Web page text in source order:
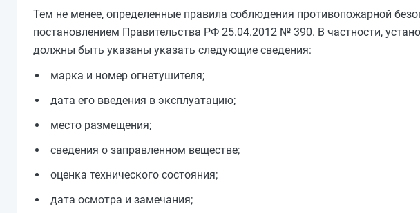
Тем не менее, определенные правила соблюдения противопожарной
постановлением Правительства РФ 25.04.2012 № 390. В частности,
должны быть указаны указать следующие сведения:
марка и номер огнетушителя;
дата его введения в эксплуатацию;
место размещения;
сведения о заправленном веществе;
оценка технического состояния;
дата осмотра и замечания;